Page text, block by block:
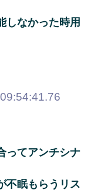
しなかった時用
ってアンチシナ
不眠もらうリス